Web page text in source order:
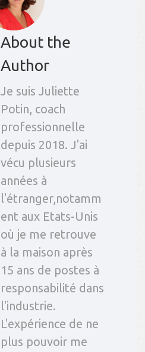
About the
Author
Je suis Juliette
Potin, coach
professionnelle
depuis 2018. J'ai
vécu plusieurs
années à
l'étranger,notamm
ent aux Etats-Unis
où je me retrouve
à la maison après
15 ans de postes à
responsabilité dans
l'industrie.
L'expérience de ne
plus pouvoir me